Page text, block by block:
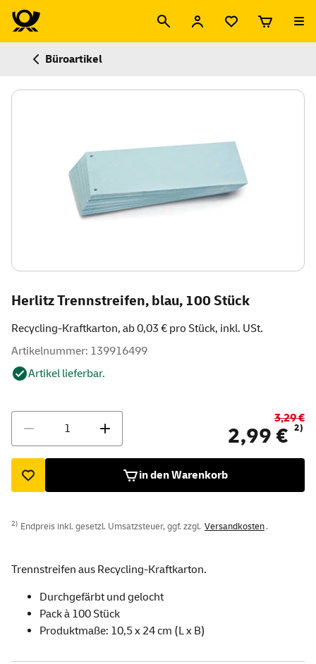
Büroartikel
Herlitz Trennstreifen, blau, 100 Stück
Recycling-Kraftkarton, ab 0,03 € pro Stück, inkl. USt.
Artikelnummer: 139916499
Artikel lieferbar.
3,29 €
2,99 € 2)
in den Warenkorb
2) Endpreis inkl. gesetzl. Umsatzsteuer, ggf. zzgl. Versandkosten.
Trennstreifen aus Recycling-Kraftkarton.
Durchgefärbt und gelocht
Pack à 100 Stück
Produktmaße: 10,5 x 24 cm (L x B)